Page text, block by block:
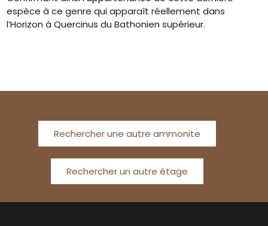
espèce à ce genre qui apparaît réellement dans
l’Horizon à Quercinus du Bathonien supérieur.
Rechercher une autre ammonite
Rechercher un autre étage